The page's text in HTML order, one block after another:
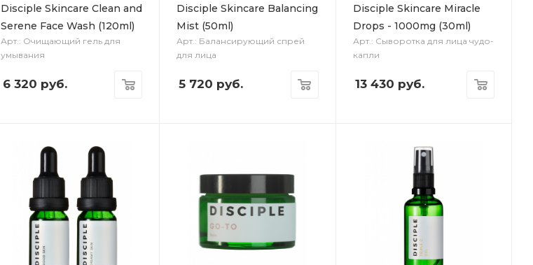
Disciple Skincare Clean and
Serene Face Wash (120ml)
Арт.: Очищающий гель для
умывания
6 320 руб.
Disciple Skincare Balancing
Mist (50ml)
Арт.: Балансирующий спрей
для лица
5 720 руб.
Disciple Skincare Miracle
Drops - 1000mg (30ml)
Арт.: Сыворотка для лица чудо-
капли
13 430 руб.